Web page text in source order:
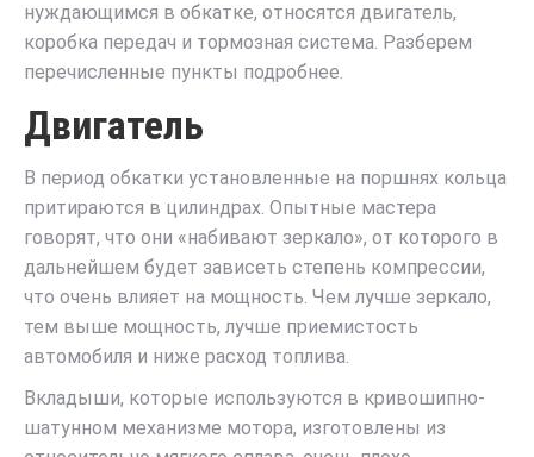
нуждающимся в обкатке, относятся двигатель,
коробка передач и тормозная система. Разберем
перечисленные пункты подробнее.
Двигатель
В период обкатки установленные на поршнях кольца
притираются в цилиндрах. Опытные мастера
говорят, что они «набивают зеркало», от которого в
дальнейшем будет зависеть степень компрессии,
что очень влияет на мощность. Чем лучше зеркало,
тем выше мощность, лучше приемистость
автомобиля и ниже расход топлива.
Вкладыши, которые используются в кривошипно-
шатунном механизме мотора, изготовлены из